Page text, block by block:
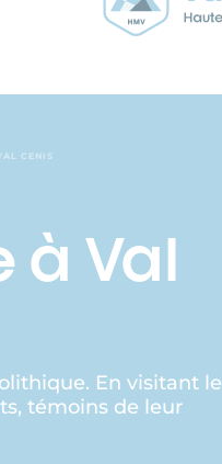
CENIS
à Val
En visitant le
témoins de leur